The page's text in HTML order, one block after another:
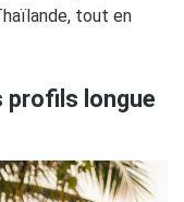
tout en
profils longue